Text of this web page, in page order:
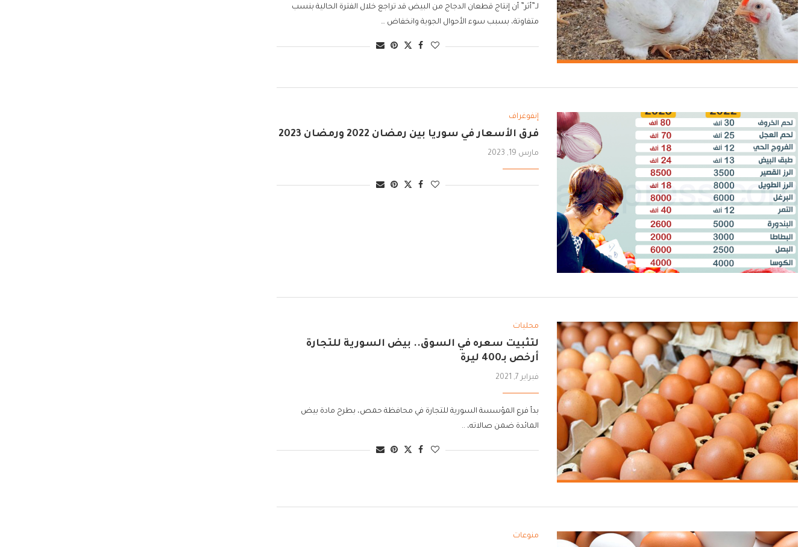
لـ”أثر” أن إنتاج قطعان الدجاج من البيض قد تراجع خلال الفترة الحالية بنسب
متفاوتة، بسبب سوء الأحوال الجوية وانخفاض …
إنفوغراف
فرق الأسعار في سوريا بين رمضان 2022 ورمضان 2023
مارس 19, 2023
محليات
لتثبيت سعره في السوق.. بيض السورية للتجارة
أرخص بـ400 ليرة
فبراير 7, 2021
بدأ فرع المؤسسة السورية للتجارة في محافظة حمص، بطرح مادة بيض
المائدة ضمن صالاته، ..
منوعات